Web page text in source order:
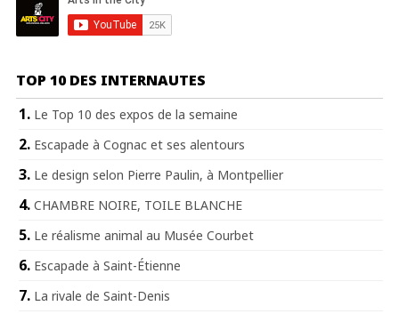
TOP 10 DES INTERNAUTES
Le Top 10 des expos de la semaine
Escapade à Cognac et ses alentours
Le design selon Pierre Paulin, à Montpellier
CHAMBRE NOIRE, TOILE BLANCHE
Le réalisme animal au Musée Courbet
Escapade à Saint-Étienne
La rivale de Saint-Denis